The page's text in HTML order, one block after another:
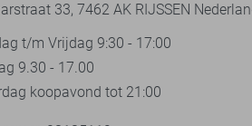
33, 7462 AK RIJSSEN
t/m Vrijdag 9:30 - 17:00
9.30 - 17.00
koopavond tot 21:00